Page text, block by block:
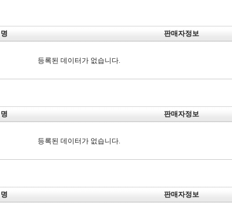
판매자정보
등록된 데이터가 없습니다.
판매자정보
등록된 데이터가 없습니다.
판매자정보